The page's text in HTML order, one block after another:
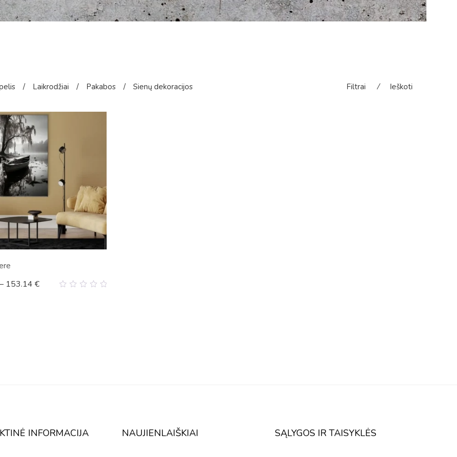
/ Laikrodžiai / Pakabos / Sienų dekoracijos Filtrai ⁄ Ieškoti
– 153.14 €
INFORMACIJA NAUJIENLAIŠKIAI SĄLYGOS IR TAISYKLĖS